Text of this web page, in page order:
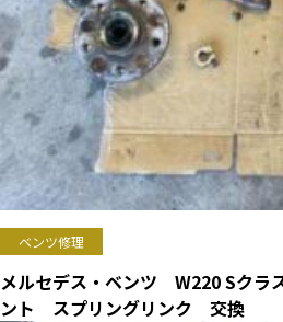
ベンツ修理
メルセデス・ベンツ W220 Sクラ
ント スプリングリンク 交換